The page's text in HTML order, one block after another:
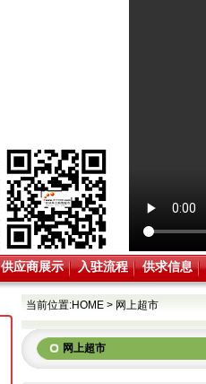
供应商展示 入驻流程 供求信息
当前位置:HOME > 网上超市
网上超市